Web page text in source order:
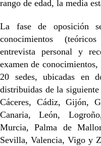
rango de edad, la media
La fase de oposición
conocimientos
entrevista personal y
examen de
20 sedes, ubicadas en
distribuidas de la
Cáceres, Cádiz, Gijón,
Canaria, León,
Murcia, Palma de
Sevilla, Valencia, Vigo y